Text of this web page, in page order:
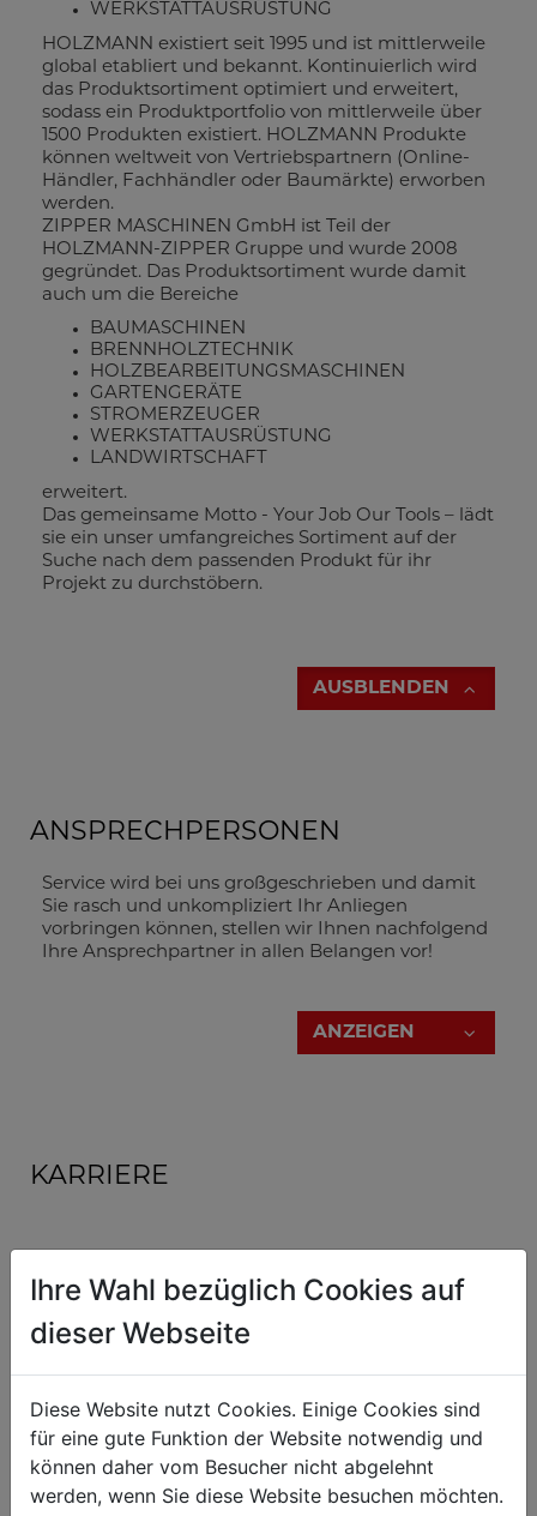
WERKSTATTAUSRÜSTUNG
HOLZMANN existiert seit 1995 und ist mittlerweile
global etabliert und bekannt. Kontinuierlich wird
das Produktsortiment optimiert und erweitert,
sodass ein Produktportfolio von mittlerweile über
1500 Produkten existiert. HOLZMANN Produkte
können weltweit von Vertriebspartnern (Online-
Händler, Fachhändler oder Baumärkte) erworben
werden.
ZIPPER MASCHINEN GmbH ist Teil der
HOLZMANN-ZIPPER Gruppe und wurde 2008
gegründet. Das Produktsortiment wurde damit
auch um die Bereiche
BAUMASCHINEN
BRENNHOLZTECHNIK
HOLZBEARBEITUNGSMASCHINEN
GARTENGERÄTE
STROMERZEUGER
WERKSTATTAUSRÜSTUNG
LANDWIRTSCHAFT
erweitert.
Das gemeinsame Motto - Your Job Our Tools – lädt
sie ein unser umfangreiches Sortiment auf der
Suche nach dem passenden Produkt für ihr
Projekt zu durchstöbern.
AUSBLENDEN
ANSPRECHPERSONEN
Service wird bei uns großgeschrieben und damit
Sie rasch und unkompliziert Ihr Anliegen
vorbringen können, stellen wir Ihnen nachfolgend
Ihre Ansprechpartner in allen Belangen vor!
DI (FH) Daniel Schörgenhuber
ANZEIGEN
KARRIERE
Teammitglied technische Dokumentation
Fachkraft (Büro)
Fachkraft (Büro)
Lehrling Betriebslogistik
ANZEIGEN
Ihre Wahl bezüglich Cookies auf
dieser Webseite
Diese Website nutzt Cookies. Einige Cookies sind
für eine gute Funktion der Website notwendig und
können daher vom Besucher nicht abgelehnt
werden, wenn Sie diese Website besuchen möchten.